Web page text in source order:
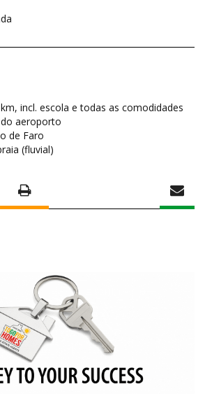
incl. escola e todas as comodidades
aeroporto
de Faro
(fluvial)